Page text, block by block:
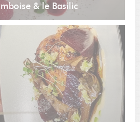
& le Basilic